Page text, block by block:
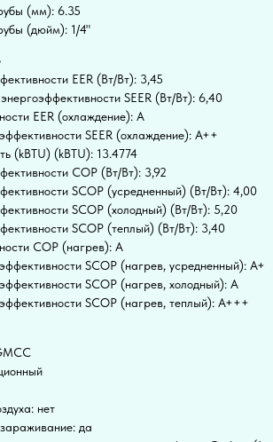
(мм): 6.35
(дюйм): 1/4"
EER (Вт/Вт): 3,45
SEER (Вт/Вт): 6,40
EER (охлаждение): A
SEER (охлаждение): A++
(kBTU) (kBTU): 13.4774
COP (Вт/Вт): 3,92
SCOP (усредненный) (Вт/Вт): 4,00
SCOP (холодный) (Вт/Вт): 5,20
SCOP (теплый) (Вт/Вт): 3,40
COP (нагрев): A
SCOP (нагрев, усредненный): A+
SCOP (нагрев, холодный): A
SCOP (нагрев, теплый): A+++
нет
да